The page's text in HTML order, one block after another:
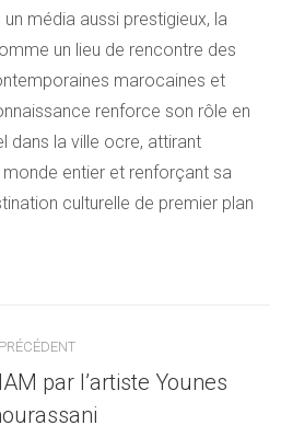
média aussi prestigieux, la
un lieu de rencontre des
marocaines et
renforce son rôle en
dans la ville ocre, attirant
monde entier et renforçant sa
culturelle de premier plan
PRÉCÉDENT
Article
précédent
par l’artiste Younes